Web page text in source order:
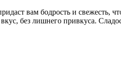
вам бодрость и свежесть,
без лишнего привкуса.